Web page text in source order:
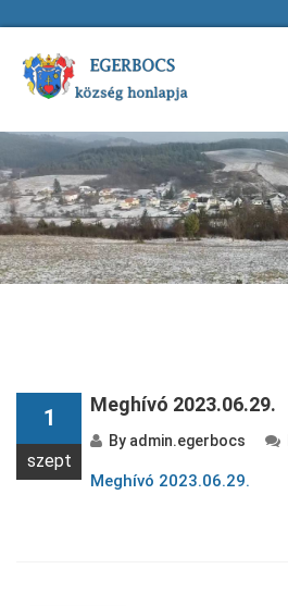
1
szept
Meghívó 2023.06.29.
By admin.egerbocs
Meghívó 2023.06.29.